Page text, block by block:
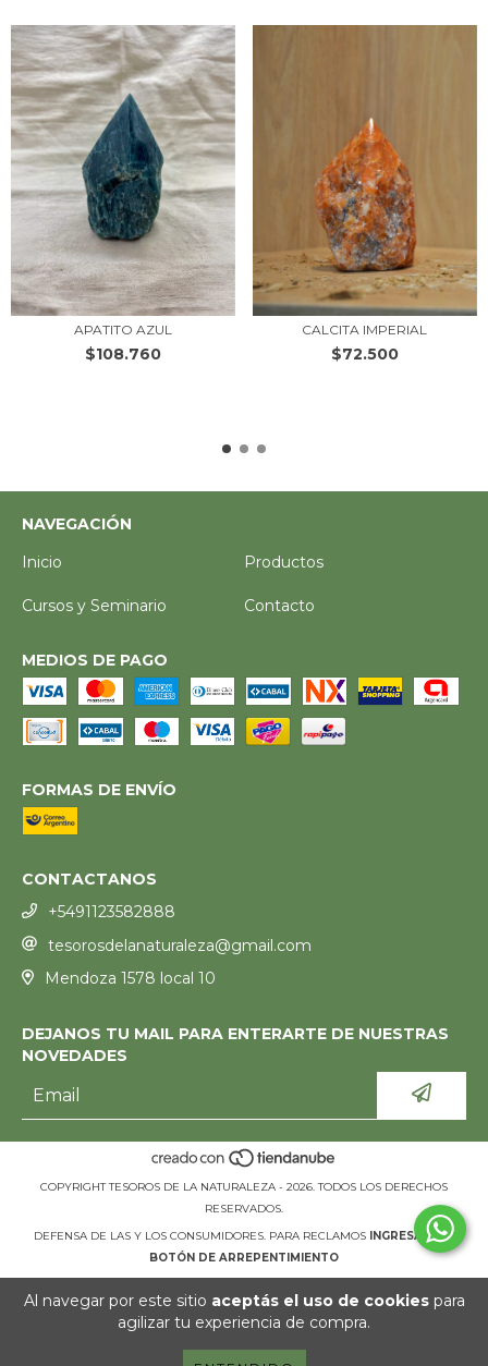
Al navegar por este sitio aceptás el uso de cookiespara
agilizar tu experiencia de compra.
APATITO AZUL
$108.760
CALCITA IMPERIAL
$72.500
NAVEGACIÓN
Inicio
Productos
Cursos y Seminario Contacto
MEDIOS DE PAGO
FORMAS DE ENVÍO
CONTACTANOS
+5491123582888
tesorosdelanaturaleza@gmail.com
Mendoza 1578 local 10
DEJANOS TU MAIL PARA ENTERARTE DE NUESTRAS
NOVEDADES
COPYRIGHT TESOROS DE LA NATURALEZA - 2026. TODOS LOS DERECHOS
RESERVADOS.
DEFENSA DE LAS Y LOS CONSUMIDORES. PARA RECLAMOS INGRESÁ ACÁ.
BOTÓN DE ARREPENTIMIENTO